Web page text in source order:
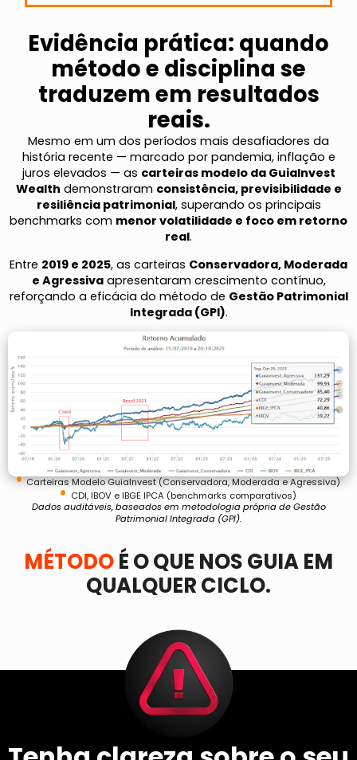
Evidência prática: quando
método e disciplina se
traduzem em resultados
reais.
Mesmo em um dos períodos mais desafiadores da
história recente — marcado por pandemia, inflação e
juros elevados — as carteiras modelo da GuiaInvest
Wealth demonstraram consistência, previsibilidade e
resiliência patrimonial, superando os principais
benchmarks com menor volatilidade e foco em retorno
real.
Entre 2019 e 2025, as carteiras Conservadora, Moderada
e Agressivaapresentaram crescimento contínuo,
reforçando a eficácia do método de Gestão Patrimonial
Integrada (GPI).
Carteiras Modelo GuiaInvest (Conservadora, Moderada e Agressiva)
CDI, IBOV e IBGE IPCA (benchmarks comparativos)
Dados auditáveis, baseados em metodologia própria de Gestão
Patrimonial Integrada (GPI).
MÉTODOÉ O QUE NOS GUIA EM
QUALQUER CICLO.